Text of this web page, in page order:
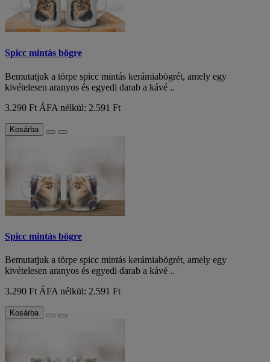
Spicc mintás bögre
Bemutatjuk a törpe spicc mintás kerámiabögrét, amely egy
kivételesen aranyos és egyedi darab a kávé ..
3.290 Ft ÁFA nélkül: 2.591 Ft
Kosárba
Spicc mintás bögre
Bemutatjuk a törpe spicc mintás kerámiabögrét, amely egy
kivételesen aranyos és egyedi darab a kávé ..
3.290 FtÁFA nélkül: 2.591 Ft
Kosárba